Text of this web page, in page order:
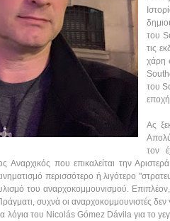
του
τις
χάρη
του
Ας
τον
Aναρχικός που επικαλείται την
περισσότερο ή λιγότερο
του αναρχοκομμουνισμού.
συχνά οι αναρχοκομμουνιστές
του Nicolás Gómez Dávila για το